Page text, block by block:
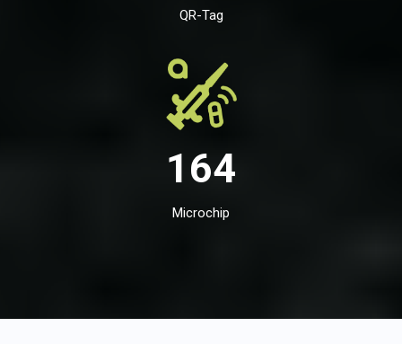
QR-Tag
164
Microchip